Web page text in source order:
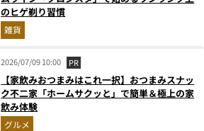
のヒゲ剃り習慣
雑貨
2026/07/09 10:00 PR
【家飲みおつまみはこれ一択】おつまみスナッ
ク不二家「ホームサクッと」で簡単＆極上の家
飲み体験
グルメ